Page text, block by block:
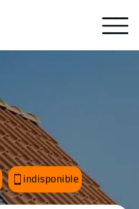
indisponible